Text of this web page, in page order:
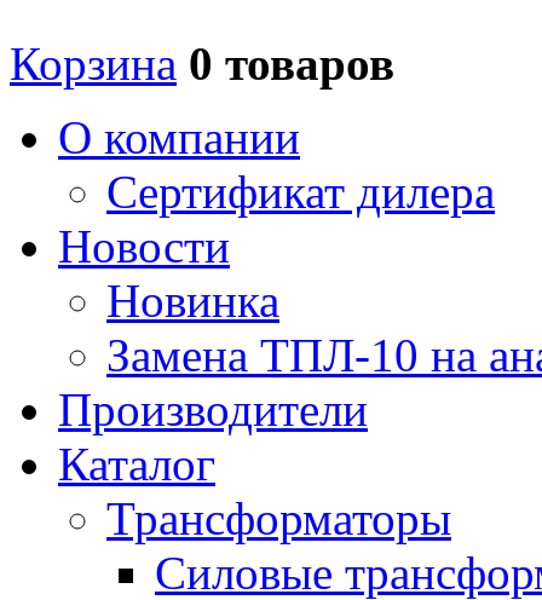
Корзина 0 товаров
О компании
Сертификат дилера
Новости
Новинка
Замена ТПЛ-10 на
Производители
Каталог
Трансформаторы
Cиловые